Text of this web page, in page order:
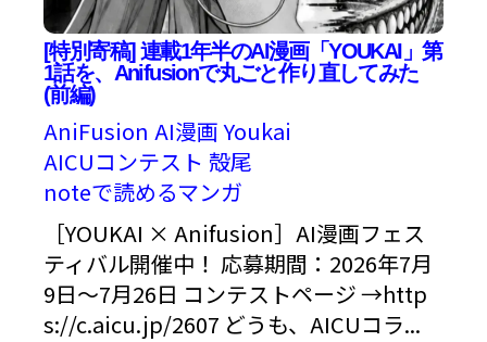
[特別寄稿] 連載1年半のAI漫画「YOUKAI」第
1話を、Anifusionで丸ごと作り直してみた
(前編)
AniFusion AI漫画 Youkai
AICUコンテスト 殻尾
noteで読めるマンガ
［YOUKAI × Anifusion］AI漫画フェス
ティバル開催中！ 応募期間：2026年7月
9日〜7月26日 コンテストページ →http
s://c.aicu.jp/2607 どうも、AICUコラ...